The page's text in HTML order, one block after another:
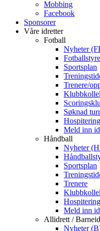
Mobbing
Facebook
Sponsorer
Våre idretter
Fotball
Nyheter
Sportsplan
Trenere/
Søknad
Meld inn
Håndball
Nyheter
Sportsplan
Trenere
Meld inn
Allidrett /
Nyheter